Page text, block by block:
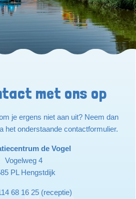
met ons op
je ergens niet aan uit? Neem dan
het onderstaande contactformulier.
de Vogel
Vogelweg 4
PL Hengstdijk
68 16 25 (receptie)